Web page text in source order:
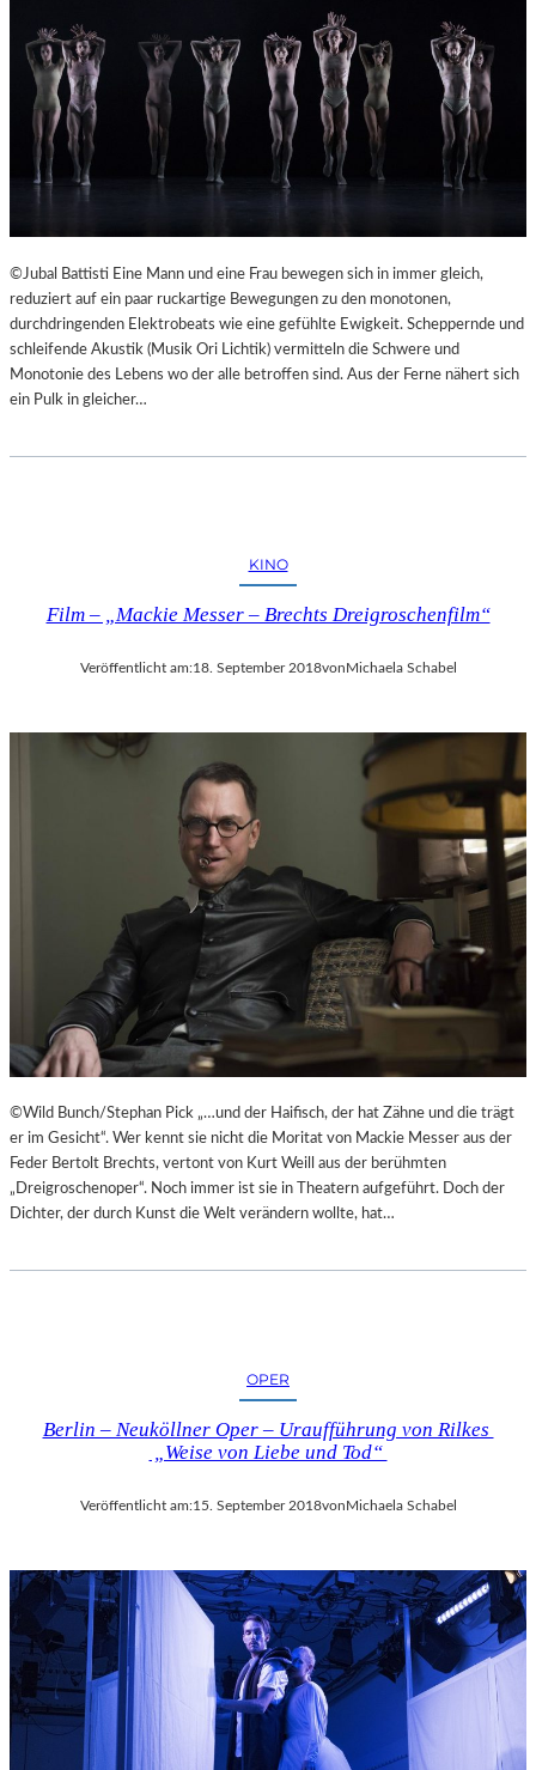
©Jubal Battisti Eine Mann und eine Frau bewegen sich in immer gleich,
reduziert auf ein paar ruckartige Bewegungen zu den monotonen,
durchdringenden Elektrobeats wie eine gefühlte Ewigkeit. Scheppernde und
schleifende Akustik (Musik Ori Lichtik) vermitteln die Schwere und
Monotonie des Lebens wo der alle betroffen sind. Aus der Ferne nähert sich
ein Pulk in gleicher…
KINO
Film – „Mackie Messer – Brechts Dreigroschenfilm“
Veröffentlicht am:18. September 2018vonMichaela Schabel
©Wild Bunch/Stephan Pick „…und der Haifisch, der hat Zähne und die trägt
er im Gesicht“. Wer kennt sie nicht die Moritat von Mackie Messer aus der
Feder Bertolt Brechts, vertont von Kurt Weill aus der berühmten
„Dreigroschenoper“. Noch immer ist sie in Theatern aufgeführt. Doch der
Dichter, der durch Kunst die Welt verändern wollte, hat…
OPER
Berlin – Neuköllner Oper – Uraufführung von Rilkes
„Weise von Liebe und Tod“
Veröffentlicht am:15. September 2018vonMichaela Schabel